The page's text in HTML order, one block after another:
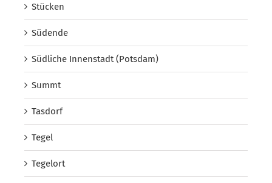
Stücken
Südende
Südliche Innenstadt (Potsdam)
Summt
Tasdorf
Tegel
Tegelort